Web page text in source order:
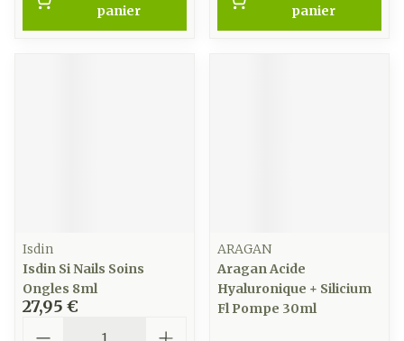
panier
panier
Isdin
Isdin Si Nails Soins
Ongles 8ml
27,95 €
ARAGAN
Aragan Acide
Hyaluronique + Silicium
Fl Pompe 30ml